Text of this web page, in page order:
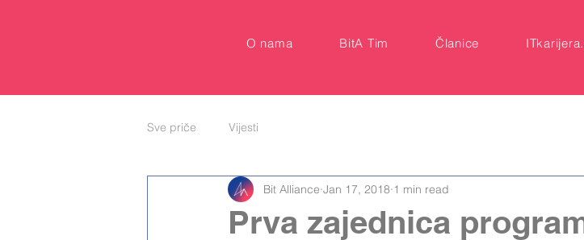
O nama BitA Tim Članice
Sve priče Vijesti
Prva zajednica
Bit Alliance Jan 17, 2018 1 min read